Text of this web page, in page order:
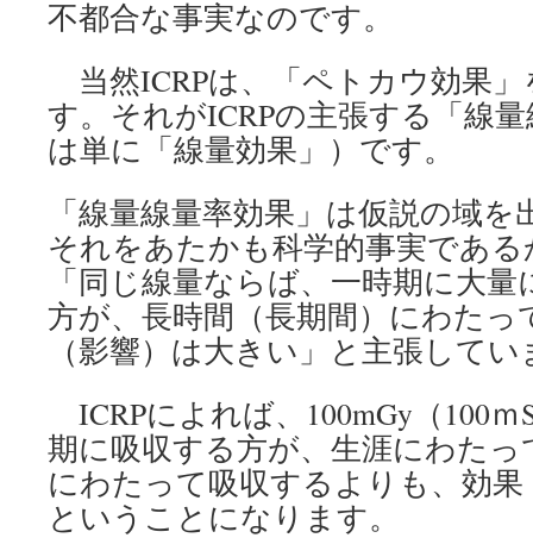
不都合な事実なのです。
当然ICRPは、「ペトカウ効果
す。それがICRPの主張する「線
は単に「線量効果」）です。
「線量線量率効果」は仮説の域
それをあたかも科学的事実であ
「同じ線量ならば、一時期に大
方が、長時間（長期間）にわたっ
（影響）は大きい」と主張して
ICRPによれば、100mGy（100
期に吸収する方が、生涯にわた
にわたって吸収するよりも、効
ということになります。